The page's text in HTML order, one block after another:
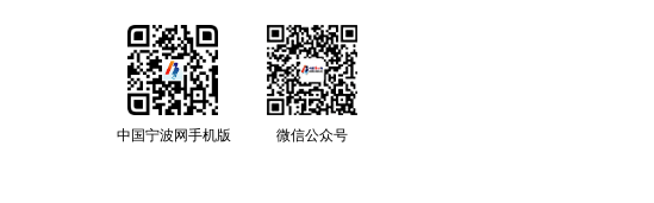
中国宁波网手机版 微信公众号